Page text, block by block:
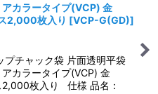
カラータイプ(VCP) 金
2,000枚入り [VCP-G(GD)]
プチャック袋 片面透明平袋
カラータイプ(VCP) 金
2,000枚入り 仕様 品名：